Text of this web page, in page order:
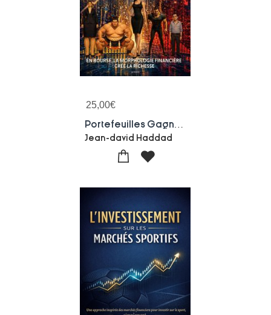
25,00€
Jean-david Haddad